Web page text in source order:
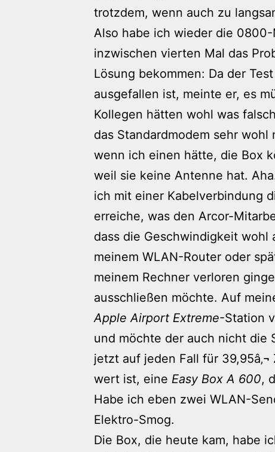
trotzdem, wenn auch zu
Also habe ich wieder die
inzwischen vierten Mal das
Lösung bekommen: Da der
ausgefallen ist, meinte er, es
Kollegen hätten wohl was
das Standardmodem sehr
wenn ich einen hätte, die Box
weil sie keine Antenne hat.
ich mit einer Kabelverbindung
erreiche, was den Arcor-
dass die Geschwindigkeit wohl
meinem WLAN-Router oder
meinem Rechner verloren
ausschließen möchte. Auf
Apple Airport Extreme-Station
und möchte der auch nicht die
jetzt auf jeden Fall für
wert ist, eine Easy Box A 600,
Habe ich eben zwei WLAN-
Elektro-Smog.
Die Box, die heute kam, habe